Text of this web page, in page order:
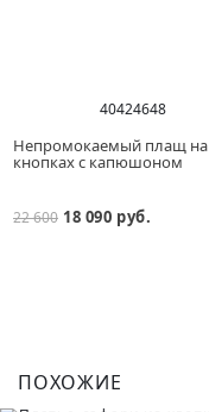
40424648
Непромокаемый плащ на
кнопках с капюшоном
22 600 18 090 руб.
ПОХОЖИЕ